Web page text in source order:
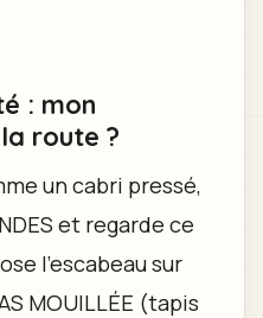
: mon
route ?
un cabri pressé,
et regarde ce
l’escabeau sur
MOUILLÉE (tapis